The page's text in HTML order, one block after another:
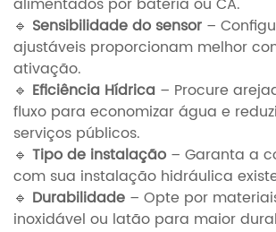
🔹 Sensibilidade do sensor –
ajustáveis proporcionam melhor
ativação.
🔹 Eficiência Hídrica – Procure
fluxo para economizar água e
serviços públicos.
🔹 Tipo de instalação – Garanta a
com sua instalação hidráulica
🔹 Durabilidade – Opte por
inoxidável ou latão para maior